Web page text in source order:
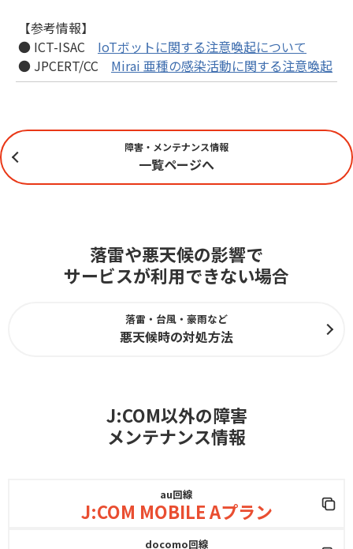
【参考情報】
● ICT-ISAC IoTボットに関する注意喚起について
● JPCERT/CC Mirai 亜種の感染活動に関する注意喚起
障害・メンテナンス情報
一覧ページへ
落雷や悪天候の影響で
サービスが利用できない場合
落雷・台風・豪雨など
悪天候時の対処方法
J:COM以外の障害
メンテナンス情報
au回線
J:COM MOBILE Aプラン
docomo回線